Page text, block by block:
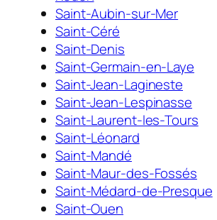
Saint-Aubin-sur-Mer
Saint-Céré
Saint-Denis
Saint-Germain-en-Laye
Saint-Jean-Lagineste
Saint-Jean-Lespinasse
Saint-Laurent-les-Tours
Saint-Léonard
Saint-Mandé
Saint-Maur-des-Fossés
Saint-Médard-de-Presque
Saint-Ouen